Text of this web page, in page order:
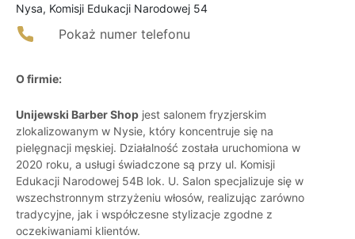
Nysa, Komisji Edukacji Narodowej 54
Pokaż numer telefonu
O firmie:
Unijewski Barber Shop jest salonem fryzjerskim
zlokalizowanym w Nysie, który koncentruje się na
pielęgnacji męskiej. Działalność została uruchomiona w
2020 roku, a usługi świadczone są przy ul. Komisji
Edukacji Narodowej 54B lok. U. Salon specjalizuje się w
wszechstronnym strzyżeniu włosów, realizując zarówno
tradycyjne, jak i współczesne stylizacje zgodne z
oczekiwaniami klientów.